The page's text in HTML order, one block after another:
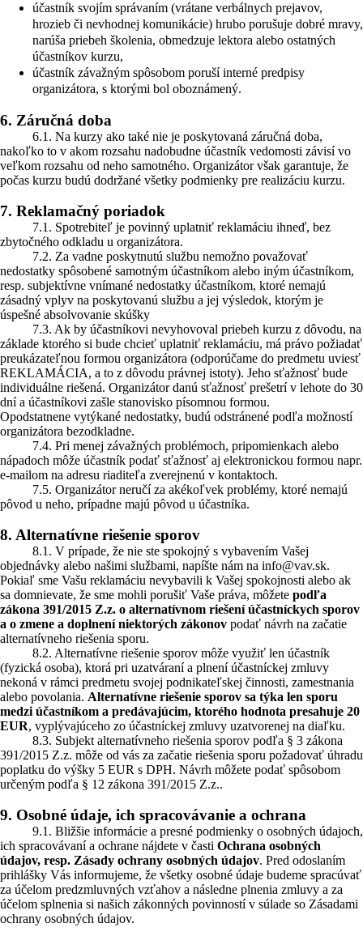
účastník svojím správaním (vrátane verbálnych prejavov,
hrozieb či nevhodnej komunikácie) hrubo porušuje dobré mravy,
narúša priebeh školenia, obmedzuje lektora alebo ostatných
účastníkov kurzu,
účastník závažným spôsobom poruší interné predpisy
organizátora, s ktorými bol oboznámený.
6. Záručná doba
6.1. Na kurzy ako také nie je poskytovaná záručná doba,
nakoľko to v akom rozsahu nadobudne účastník vedomosti závisí vo
veľkom rozsahu od neho samotného. Organizátor však garantuje, že
počas kurzu budú dodržané všetky podmienky pre realizáciu kurzu.
7. Reklamačný poriadok
7.1. Spotrebiteľ je povinný uplatniť reklamáciu ihneď, bez
zbytočného odkladu u organizátora.
7.2. Za vadne poskytnutú službu nemožno považovať
nedostatky spôsobené samotným účastníkom alebo iným účastníkom,
resp. subjektívne vnímané nedostatky účastníkom, ktoré nemajú
zásadný vplyv na poskytovanú službu a jej výsledok, ktorým je
úspešné absolvovanie skúšky
7.3. Ak by účastníkovi nevyhovoval priebeh kurzu z dôvodu, na
základe ktorého si bude chcieť uplatniť reklamáciu, má právo požiadať
preukázateľnou formou organizátora (odporúčame do predmetu uviesť
REKLAMÁCIA, a to z dôvodu právnej istoty). Jeho sťažnosť bude
individuálne riešená. Organizátor danú sťažnosť prešetrí v lehote do 30
dní a účastníkovi zašle stanovisko písomnou formou.
Opodstatnene vytýkané nedostatky, budú odstránené podľa možností
organizátora bezodkladne.
7.4. Pri menej závažných problémoch, pripomienkach alebo
nápadoch môže účastník podať sťažnosť aj elektronickou formou napr.
e-mailom na adresu riaditeľa zverejnenú v kontaktoch.
7.5. Organizátor neručí za akékoľvek problémy, ktoré nemajú
pôvod u neho, prípadne majú pôvod u účastníka.
8. Alternatívne riešenie sporov
8.1. V prípade, že nie ste spokojný s vybavením Vašej
objednávky alebo našimi službami, napíšte nám na info@vav.sk.
Pokiaľ sme Vašu reklamáciu nevybavili k Vašej spokojnosti alebo ak
sa domnievate, že sme mohli porušiť Vaše práva, môžete podľa
zákona 391/2015 Z.z. o alternatívnom riešení účastníckych sporov
a o zmene a doplnení niektorých zákonov podať návrh na začatie
alternatívneho riešenia sporu.
8.2. Alternatívne riešenie sporov môže využiť len účastník
(fyzická osoba), ktorá pri uzatváraní a plnení účastníckej zmluvy
nekoná v rámci predmetu svojej podnikateľskej činnosti, zamestnania
alebo povolania. Alternatívne riešenie sporov sa týka len sporu
medzi účastníkom a predávajúcim, ktorého hodnota presahuje 20
EUR, vyplývajúceho zo účastníckej zmluvy uzatvorenej na diaľku.
8.3. Subjekt alternatívneho riešenia sporov podľa § 3 zákona
391/2015 Z.z. môže od vás za začatie riešenia sporu požadovať úhradu
poplatku do výšky 5 EUR s DPH. Návrh môžete podať spôsobom
určeným podľa § 12 zákona 391/2015 Z.z..
9. Osobné údaje, ich spracovávanie a ochrana
9.1. Bližšie informácie a presné podmienky o osobných údajoch,
ich spracovávaní a ochrane nájdete v časti Ochrana osobných
údajov, resp. Zásady ochrany osobných údajov. Pred odoslaním
prihlášky Vás informujeme, že všetky osobné údaje budeme spracúvať
za účelom predzmluvných vzťahov a následne plnenia zmluvy a za
účelom splnenia si našich zákonných povinností v súlade so Zásadami
ochrany osobných údajov.